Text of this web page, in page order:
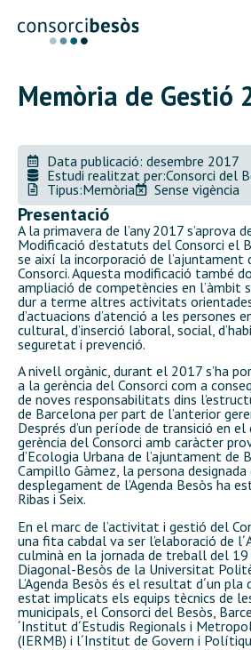
Memòria de Gestió
Data publicació: desembre 2017
Estudi realitzat per:Consorci del
Tipus:Memòria Sense vigència
Presentació
A la primavera de l’any 2017 s’aprova
Modificació d’estatuts del Consorci el
se així la incorporació de l’ajuntament
Consorci. Aquesta modificació també
ampliació de competències en l’àmbit
dur a terme altres activitats
d’actuacions d’atenció a les persones
cultural, d’inserció laboral, social,
seguretat i prevenció.
A nivell orgànic, durant el 2017 s’ha
a la gerència del Consorci com a
de noves responsabilitats dins
de Barcelona per part de l’anterior
Després d’un període de transició en
gerència del Consorci amb caràcter
d’Ecologia Urbana de l’ajuntament de
Campillo Gàmez, la persona
desplegament de l’Agenda Besòs ha
Ribas i Seix.
En el marc de l’activitat i gestió del
una fita cabdal va ser l’elaboració de
culminà en la jornada de treball del
Diagonal-Besòs de la Universitat
L’Agenda Besòs és el resultat d´un
estat implicats els equips tècnics de
municipals, el Consorci del Besòs,
´Institut d´Estudis Regionals i
(IERMB) i l´Institut de Govern i